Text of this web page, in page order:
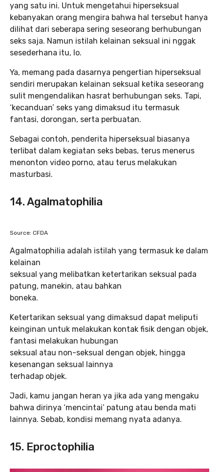
yang satu ini. Untuk mengetahui hiperseksual
kebanyakan orang mengira bahwa hal tersebut hanya
dilihat dari seberapa sering seseorang berhubungan
seks saja. Namun istilah kelainan seksual ini nggak
sesederhana itu, lo.
Ya, memang pada dasarnya pengertian hiperseksual
sendiri merupakan kelainan seksual ketika seseorang
sulit mengendalikan hasrat berhubungan seks. Tapi,
‘kecanduan’ seks yang dimaksud itu termasuk
fantasi, dorongan, serta perbuatan.
Sebagai contoh, penderita hiperseksual biasanya
terlibat dalam kegiatan seks bebas, terus menerus
menonton video porno, atau terus melakukan
masturbasi.
14. Agalmatophilia
Source: CFDA
Agalmatophilia adalah istilah yang termasuk ke dalam
kelainan
seksual yang melibatkan ketertarikan seksual pada
patung, manekin, atau bahkan
boneka.
Ketertarikan seksual yang dimaksud dapat meliputi
keinginan untuk melakukan kontak fisik dengan objek,
fantasi melakukan hubungan
seksual atau non-seksual dengan objek, hingga
kesenangan seksual lainnya
terhadap objek.
Jadi, kamu jangan heran ya jika ada yang mengaku
bahwa dirinya ‘mencintai’ patung atau benda mati
lainnya. Sebab, kondisi memang nyata adanya.
15. Eproctophilia